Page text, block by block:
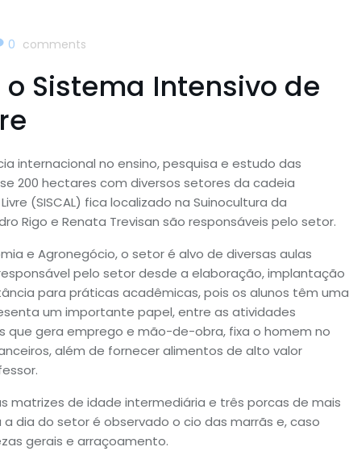
0 comments
Sistema Intensivo de
internacional no ensino, pesquisa e estudo das
200 hectares com diversos setores da cadeia
(SISCAL) fica localizado na Suinocultura da
Rigo e Renata Trevisan são responsáveis pelo setor.
e Agronegócio, o setor é alvo de diversas aulas
pelo setor desde a elaboração, implantação
para práticas acadêmicas, pois os alunos têm uma
um importante papel, entre as atividades
que gera emprego e mão-de-obra, fixa o homem no
além de fornecer alimentos de alto valor
matrizes de idade intermediária e três porcas de mais
dia do setor é observado o cio das marrãs e, caso
gerais e arraçoamento.